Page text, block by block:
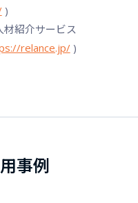
)
材紹介サービス
relance.jp/)
事例